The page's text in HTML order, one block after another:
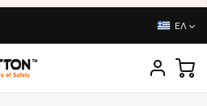
ΕΛ